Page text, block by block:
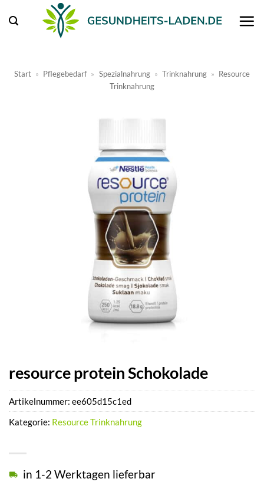
Inhalt
Start » Pflegebedarf » Spezialnahrung » Trinknahrung » Resource
Trinknahrung
resource protein Schokolade
in 1-2 Werktagen lieferbar
Artikelnummer: ee605d15c1ed
Kategorie: Resource Trinknahrung